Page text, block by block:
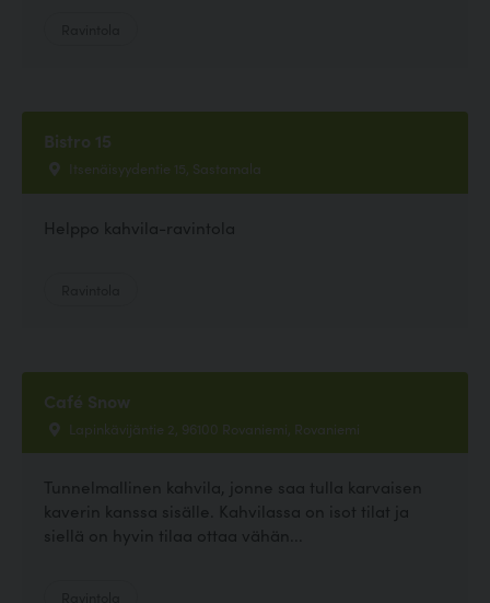
Bistro 15
Itsenäisyydentie 15, Sastamala
Helppo kahvila-ravintola
Café Snow
Lapinkävijäntie 2, 96100 Rovaniemi, Rovaniemi
Tunnelmallinen kahvila, jonne saa tulla karvaisen
kaverin kanssa sisälle. Kahvilassa on isot tilat ja
siellä on hyvin tilaa ottaa vähän...